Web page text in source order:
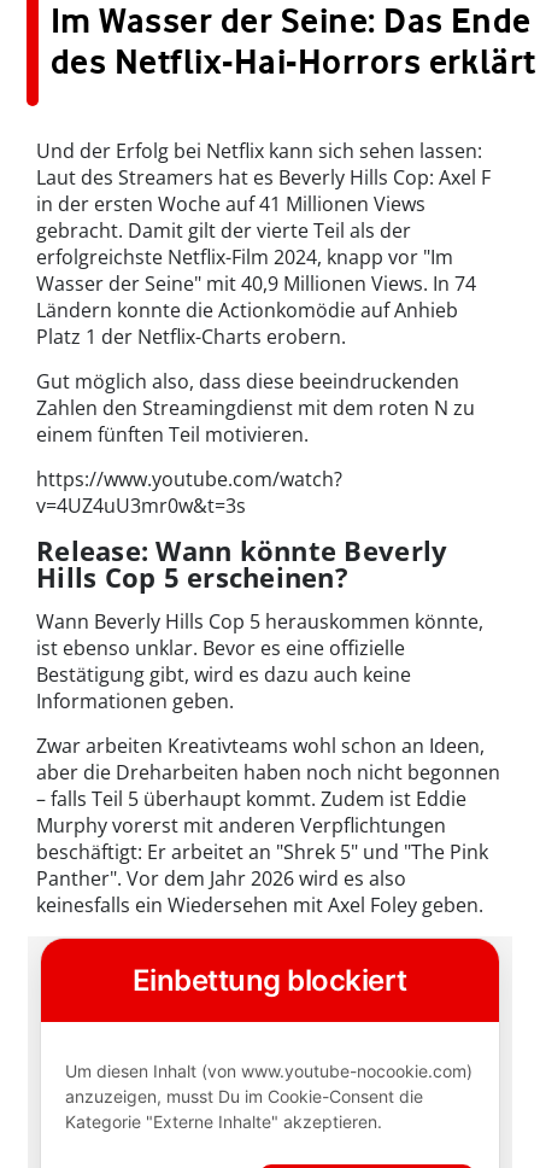
Im Wasser der Seine: Das Ende
des Netflix-Hai-Horrors erklärt
Und der Erfolg bei Netflix kann sich sehen lassen:
Laut des Streamers hat es Beverly Hills Cop: Axel F
in der ersten Woche auf 41 Millionen Views
gebracht. Damit gilt der vierte Teil als der
erfolgreichste Netflix-Film 2024, knapp vor "Im
Wasser der Seine" mit 40,9 Millionen Views. In 74
Ländern konnte die Actionkomödie auf Anhieb
Platz 1 der Netflix-Charts erobern.
Gut möglich also, dass diese beeindruckenden
Zahlen den Streamingdienst mit dem roten N zu
einem fünften Teil motivieren.
https://www.youtube.com/watch?
v=4UZ4uU3mr0w&t=3s
Release: Wann könnte Beverly
Hills Cop 5 erscheinen?
Wann Beverly Hills Cop 5 herauskommen könnte,
ist ebenso unklar. Bevor es eine offizielle
Bestätigung gibt, wird es dazu auch keine
Informationen geben.
Zwar arbeiten Kreativteams wohl schon an Ideen,
aber die Dreharbeiten haben noch nicht begonnen
– falls Teil 5 überhaupt kommt. Zudem ist Eddie
Murphy vorerst mit anderen Verpflichtungen
beschäftigt: Er arbeitet an "Shrek 5" und "The Pink
Panther". Vor dem Jahr 2026 wird es also
keinesfalls ein Wiedersehen mit Axel Foley geben.